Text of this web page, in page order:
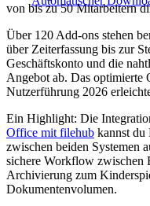
von bis zu 50 Mitarbeitern
Über 120 Add-ons stehen
über Zeiterfassung bis zur
Geschäftskonto und die
Angebot ab. Das optimierte
Nutzerführung 2026
Ein Highlight: Die
Office mit filehub kannst du
zwischen beiden Systemen
sichere Workflow zwischen
Archivierung zum
Dokumentenvolumen.